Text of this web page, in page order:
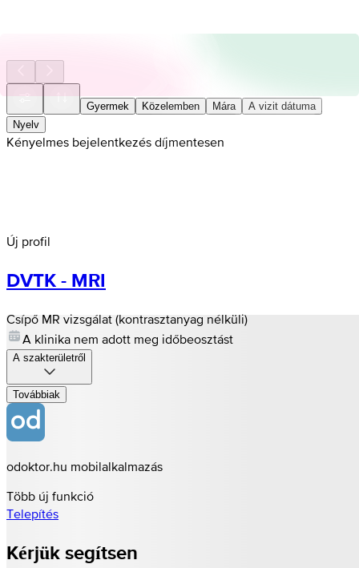
Gyermek Közelemben Mára
A vizit dátuma
Nyelv
Kényelmes bejelentkezés díjmentesen
Új profil
DVTK - MRI
Csípő MR vizsgálat (kontrasztanyag nélküli)
A klinika nem adott meg időbeosztást
A szakterületről
Továbbiak
odoktor.hu mobilalkalmazás
Több új funkció
Telepítés
Kérjük segítsen